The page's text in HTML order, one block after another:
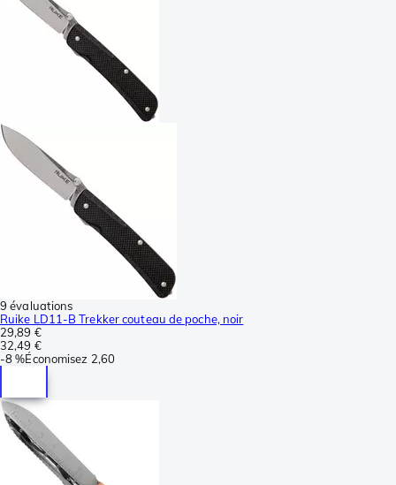
9 évaluations
Ruike LD11-B Trekker couteau de poche, noir
29,89 €
32,49 €
-8 %Économisez 2,60